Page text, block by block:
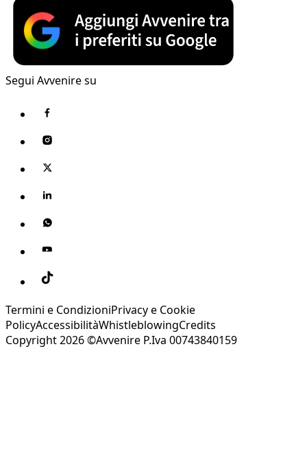
Segui Avvenire su
Termini e CondizioniPrivacy e Cookie
PolicyAccessibilitàWhistleblowingCredits
Copyright 2026 ©Avvenire P.Iva 00743840159